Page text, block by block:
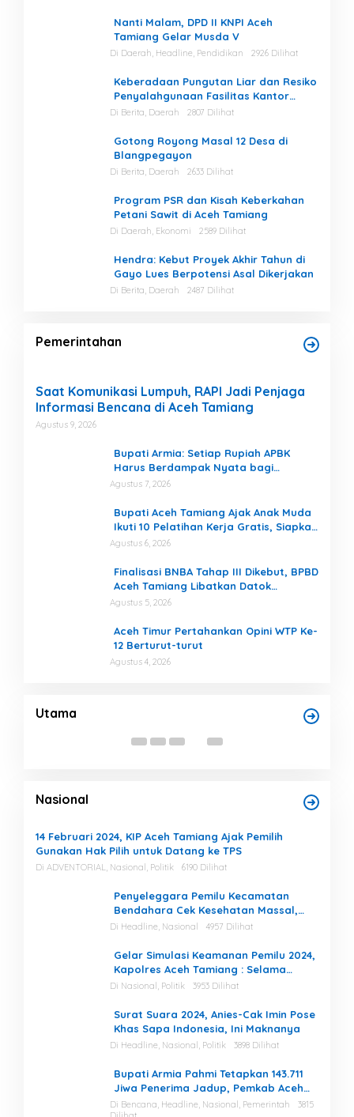
Nanti Malam, DPD II KNPI Aceh
Tamiang Gelar Musda V
Di Daerah, Headline, Pendidikan 2926 Dilihat
Keberadaan Pungutan Liar dan Resiko
Penyalahgunaan Fasilitas Kantor
Masih Tinggi di Gayo Lues.
Di Berita, Daerah 2807 Dilihat
Gotong Royong Masal 12 Desa di
Blangpegayon
Di Berita, Daerah 2633 Dilihat
Program PSR dan Kisah Keberkahan
Petani Sawit di Aceh Tamiang
Di Daerah, Ekonomi 2589 Dilihat
Hendra: Kebut Proyek Akhir Tahun di
Gayo Lues Berpotensi Asal Dikerjakan
Di Berita, Daerah 2487 Dilihat
Pemerintahan
Saat Komunikasi Lumpuh, RAPI Jadi Penjaga
Informasi Bencana di Aceh Tamiang
Agustus 9, 2026
Bupati Armia: Setiap Rupiah APBK
Harus Berdampak Nyata bagi
Masyarakat
Agustus 7, 2026
Bupati Aceh Tamiang Ajak Anak Muda
Ikuti 10 Pelatihan Kerja Gratis, Siapkan
SDM Siap Kerja dan Berwirausaha
Agustus 6, 2026
Finalisasi BNBA Tahap III Dikebut, BPBD
Aceh Tamiang Libatkan Datok
Penghulu untuk Vervali Stimulan
Agustus 5, 2026
Aceh Timur Pertahankan Opini WTP Ke-
12 Berturut-turut
Agustus 4, 2026
Utama
Di Daerah, Headline
Nasional
14 Februari 2024, KIP Aceh Tamiang Ajak Pemilih
Gunakan Hak Pilih untuk Datang ke TPS
Di ADVENTORIAL, Nasional, Politik 6190 Dilihat
Penyeleggara Pemilu Kecamatan
Bendahara Cek Kesehatan Massal,
Ketua KIP Aceh Tamiang Beri Apresiasi
Di Headline, Nasional 4957 Dilihat
Gelar Simulasi Keamanan Pemilu 2024,
Kapolres Aceh Tamiang : Selama
Proses, Kami Siap dan Mampu
Di Nasional, Politik 3953 Dilihat
Surat Suara 2024, Anies-Cak Imin Pose
Khas Sapa Indonesia, Ini Maknanya
Di Headline, Nasional, Politik 3898 Dilihat
Bupati Armia Pahmi Tetapkan 143.711
Jiwa Penerima Jadup, Pemkab Aceh
Tamiang Percepat Pemulihan
Di Bencana, Headline, Nasional, Pemerintah
3815